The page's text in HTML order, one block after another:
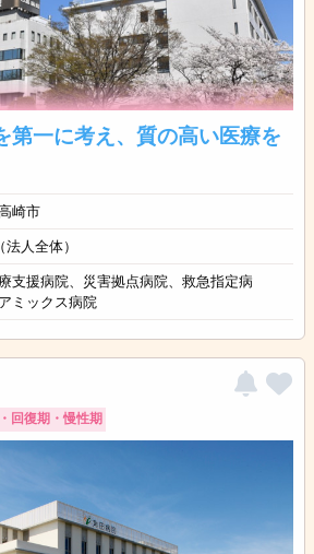
第一に考え、質の高い医療を
崎市
人全体）
支援病院、災害拠点病院、救急指定病
ミックス病院
回復期・慢性期